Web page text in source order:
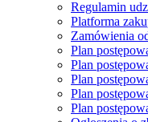
Regulamin
Platforma
Zamówienia
Plan
Plan
Plan
Plan
Plan